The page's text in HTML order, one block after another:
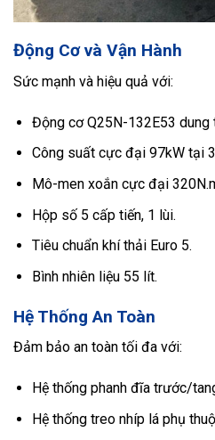
Động Cơ và Vận Hành
Sức mạnh và hiệu quả với:
Động cơ Q25N-132E53 dung
Công suất cực đại 97kW tại
Mô-men xoắn cực đại
Hộp số 5 cấp tiến, 1 lùi.
Tiêu chuẩn khí thải Euro 5.
Bình nhiên liệu 55 lít.
Hệ Thống An Toàn
Đảm bảo an toàn tối đa với:
Hệ thống phanh đĩa trước/
Hệ thống treo nhíp lá phụ